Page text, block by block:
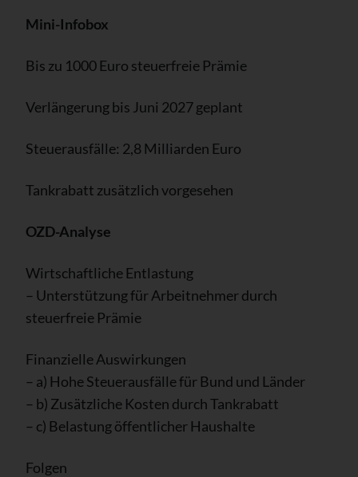
Mini-Infobox
Bis zu 1000 Euro steuerfreie Prämie
Verlängerung bis Juni 2027 geplant
Steuerausfälle: 2,8 Milliarden Euro
Tankrabatt zusätzlich vorgesehen
OZD-Analyse
Wirtschaftliche Entlastung
– Unterstützung für Arbeitnehmer durch
steuerfreie Prämie
Finanzielle Auswirkungen
– a) Hohe Steuerausfälle für Bund und Länder
– b) Zusätzliche Kosten durch Tankrabatt
– c) Belastung öffentlicher Haushalte
Folgen